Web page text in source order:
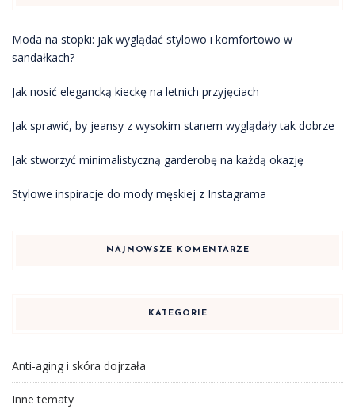
Moda na stopki: jak wyglądać stylowo i komfortowo w
sandałkach?
Jak nosić elegancką kieckę na letnich przyjęciach
Jak sprawić, by jeansy z wysokim stanem wyglądały tak dobrze
Jak stworzyć minimalistyczną garderobę na każdą okazję
Stylowe inspiracje do mody męskiej z Instagrama
NAJNOWSZE KOMENTARZE
KATEGORIE
Anti-aging i skóra dojrzała
Inne tematy